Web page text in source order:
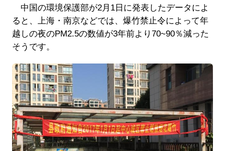
中国の環境保護部が2月1日に発表したデータによ
ると、上海・南京などでは、爆竹禁止令によって年
越しの夜のPM2.5の数値が3年前より70~90％減った
そうです。